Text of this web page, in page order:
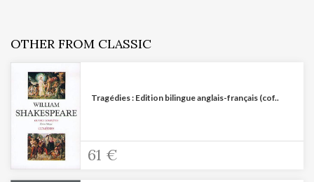
OTHER FROM CLASSIC
Tragédies : Edition bilingue anglais-français (cof..
61 €